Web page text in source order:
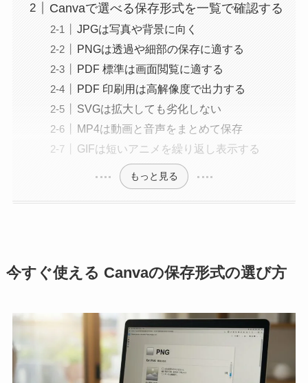
Canvaで選べる保存形式を一覧で確認する
JPGは写真や背景に向く
PNGは透過や細部の保存に適する
PDF 標準は画面閲覧に適する
PDF 印刷用は高解像度で出力する
SVGは拡大しても劣化しない
MP4は動画と音声をまとめて保存
GIFは短いアニメを繰り返し表示する
もっと見る
今すぐ使える Canvaの保存形式の選び方